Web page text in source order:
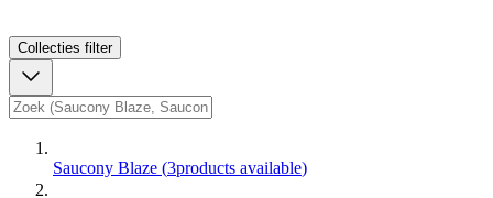
Collecties filter
Saucony Blaze (3products available)